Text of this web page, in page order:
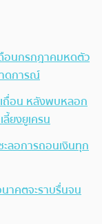
อนกรกฎาคมหดตัว
ดการณ์
เถื่อน หลังพบหลอก
ลี้ยงยูเครน
ลอการถอนเงินทุก
าคตจะราบรื่นจน